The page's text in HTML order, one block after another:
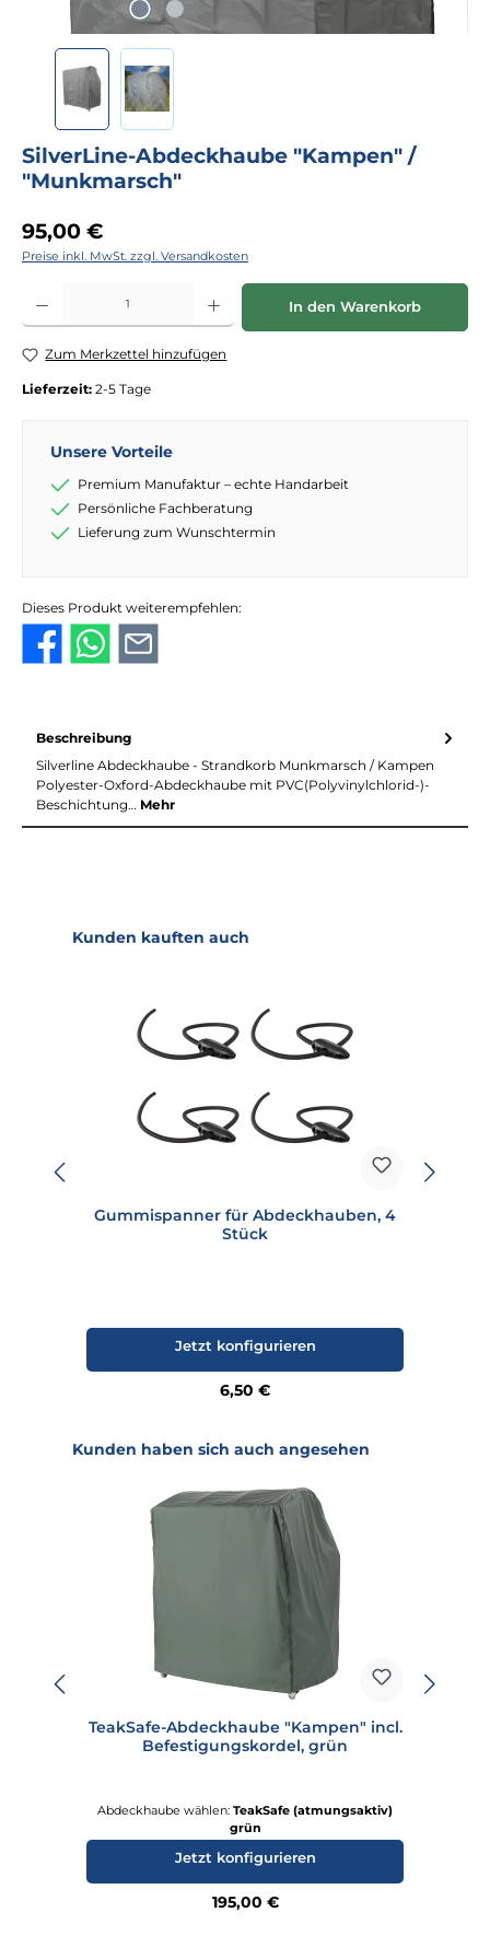
SilverLine-Abdeckhaube "Kampen" /
"Munkmarsch"
Regulärer Preis:
95,00 €
Preise inkl. MwSt. zzgl. Versandkosten
Produkt Anzahl: Gib den gewünschten Wert ein oder benutze die
In den Warenkorb
Zum Merkzettel hinzufügen
Lieferzeit: 2-5 Tage
Unsere Vorteile
Premium Manufaktur – echte Handarbeit
Persönliche Fachberatung
Lieferung zum Wunschtermin
Dieses Produkt weiterempfehlen:
Beschreibung
Silverline Abdeckhaube - Strandkorb Munkmarsch / Kampen
Polyester-Oxford-Abdeckhaube mit PVC(Polyvinylchlorid-)-
Beschichtung… Mehr
Produktgalerie überspringen
Kunden kauften auch
Gummispanner für Abdeckhauben, 4
Stück
Regulärer Preis:
6,50 €
Jetzt konfigurieren
Produktgalerie überspringen
Kunden haben sich auch angesehen
TeakSafe-Abdeckhaube "Kampen" incl.
Befestigungskordel, grün
Abdeckhaube wählen: TeakSafe (atmungsaktiv)
grün
Regulärer Preis:
195,00 €
Jetzt konfigurieren